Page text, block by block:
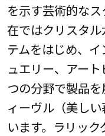
を示す芸術的な
在ではクリスタ
テムをはじめ、
ュエリー、アー
つの分野で製品
ィーヴル（美し
います。ラリッ